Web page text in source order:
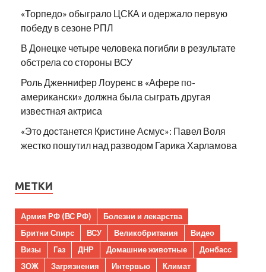
«Торпедо» обыграло ЦСКА и одержало первую
победу в сезоне РПЛ
В Донецке четыре человека погибли в результате
обстрела со стороны ВСУ
Роль Дженнифер Лоуренс в «Афере по-
американски» должна была сыграть другая
известная актриса
«Это достанется Кристине Асмус»: Павел Воля
жестко пошутил над разводом Гарика Харламова
МЕТКИ
Армия РФ (ВС РФ)
Болезни и лекарства
Бритни Спирс
ВСУ Великобритания
Видео
Визы
Газ ДНР Домашние животные
Донбасс
ЗОЖ
Загрязнения Интервью
Климат